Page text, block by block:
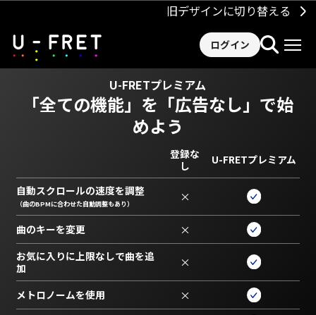
旧デザインに切り替える
ログイン
U-FRETプレミアム
「全ての機能」を 「広告なし」で始
めよう
登録な
し
U-FRETプレミアム
自動スクロールの速度を調整
（曲のBPMに合わせた自動調整もあり） ×
曲のキーを変更 ×
お気に入りに上限なしで曲を追
加
×
メトロノームを使用 ×